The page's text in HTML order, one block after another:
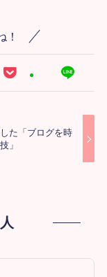
！
た「ブログを時
」